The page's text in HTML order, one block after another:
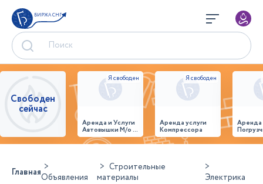
БИРЖА СНГ
Свободен
сейчас
Аренда и Услуги
Автовышки М/о г.
Домодедово
26,28,32 место
Аренда услуги
Компрессора
ГлавнаяОбъявления
Строительные
материалы
Электрика